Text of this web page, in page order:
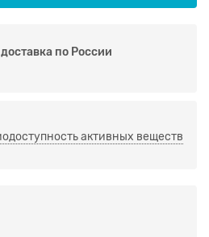
по России
активных веществ